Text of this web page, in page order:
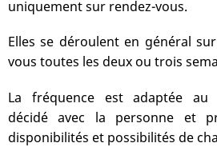
uniquement sur rendez-vous.
Elles se déroulent en général
vous toutes les deux ou trois
La fréquence est adaptée au
décidé avec la personne et
disponibilités et possibilités de